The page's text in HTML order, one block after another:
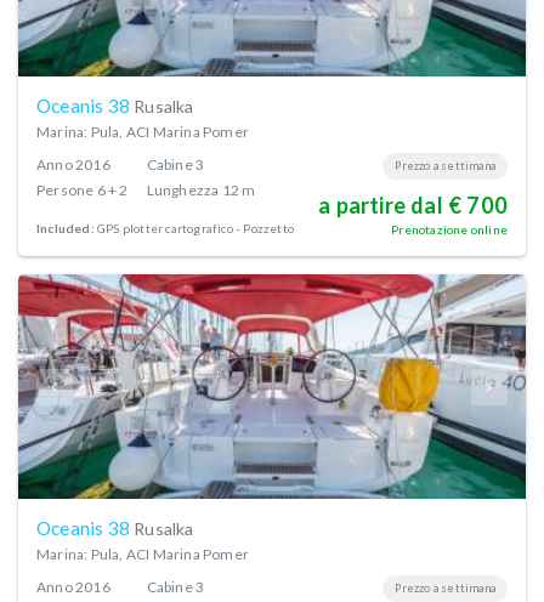
Oceanis 38 Rusalka
Marina: Pula, ACI Marina Pomer
Anno2016 Cabine3
Persone 6 + 2 Lunghezza 12 m
Included: GPS plotter cartografico - Pozzetto
Prezzo a settimana
a partire dal € 700
Prenotazione online
Oceanis 38 Rusalka
Marina: Pula, ACI Marina Pomer
Anno2016 Cabine3
Prezzo a settimana